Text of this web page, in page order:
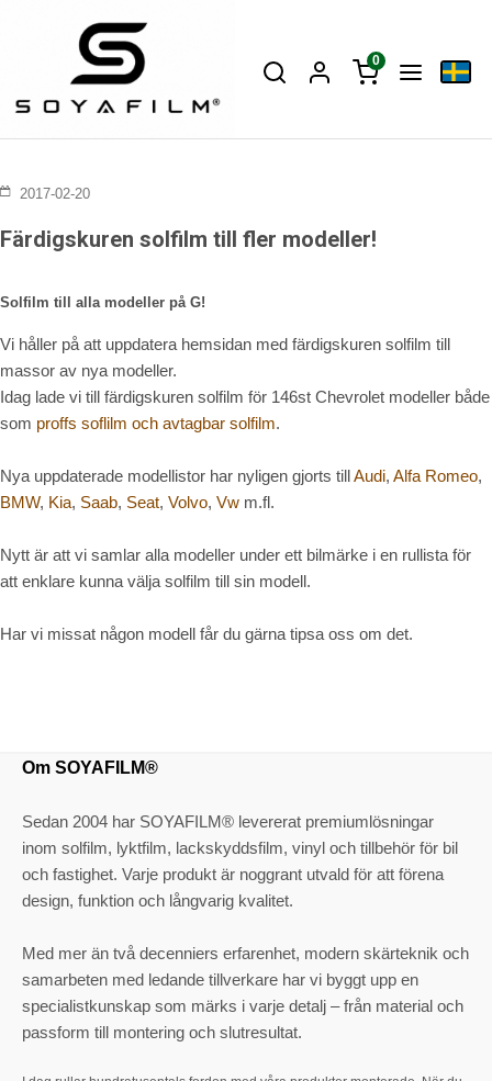
0
2017-02-20
Färdigskuren solfilm till fler modeller!
Solfilm till alla modeller på G!
Vi håller på att uppdatera hemsidan med färdigskuren solfilm till
massor av nya modeller.
Idag lade vi till färdigskuren solfilm för 146st Chevrolet modeller både
som proffs soflilm och avtagbar solfilm.
Nya uppdaterade modellistor har nyligen gjorts tillAudi, Alfa Romeo,
BMW, Kia, Saab, Seat, Volvo, Vw m.fl.
Nytt är att vi samlar alla modeller under ett bilmärke i en rullista för
att enklare kunna välja solfilm till sin modell.
Har vi missat någon modell får du gärna tipsa oss om det.
Om SOYAFILM®
Sedan 2004 har SOYAFILM® levererat premiumlösningar
inom solfilm, lyktfilm, lackskyddsfilm, vinyl och tillbehör för bil
och fastighet. Varje produkt är noggrant utvald för att förena
design, funktion och långvarig kvalitet.
Med mer än två decenniers erfarenhet, modern skärteknik och
samarbeten med ledande tillverkare har vi byggt upp en
specialistkunskap som märks i varje detalj – från material och
passform till montering och slutresultat.